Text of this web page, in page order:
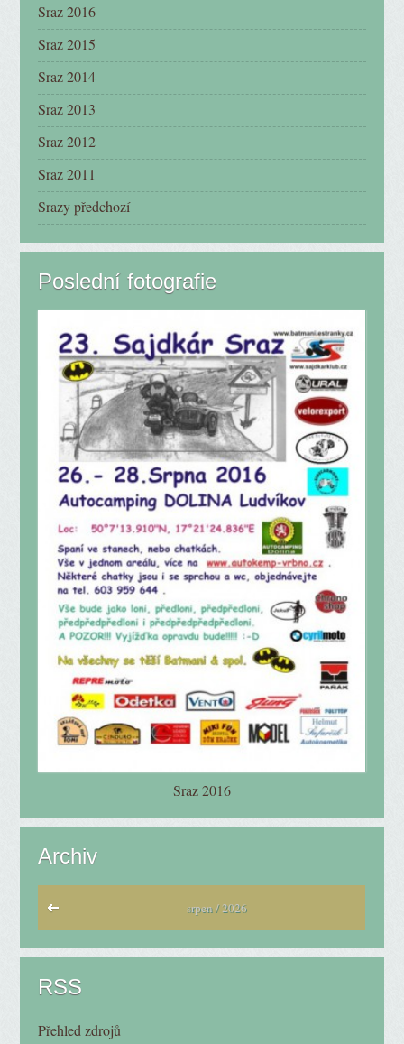
Sraz 2016
Sraz 2015
Sraz 2014
Sraz 2013
Sraz 2012
Sraz 2011
Srazy předchozí
Poslední fotografie
Sraz 2016
Archiv
srpen / 2026
RSS
Přehled zdrojů